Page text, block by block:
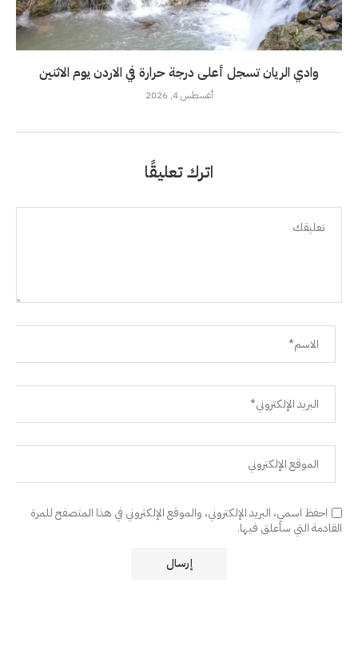
وادي الريان تسجل أعلى درجة حرارة في الاردن يوم الاثنين
أغسطس 4, 2026
اترك تعليقًا
احفظ اسمي، البريد الإلكتروني، والموقع الإلكتروني في هذا المتصفح للمرة
القادمة التي سأعلق فيها.